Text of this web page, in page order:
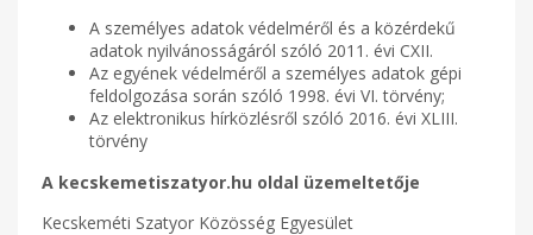
A személyes adatok védelméről és a közérdekű
adatok nyilvánosságáról szóló 2011. évi CXII.
Az egyének védelméről a személyes adatok gépi
feldolgozása során szóló 1998. évi VI. törvény;
Az elektronikus hírközlésről szóló 2016. évi XLIII.
törvény
A kecskemetiszatyor.hu oldal üzemeltetője
Kecskeméti Szatyor Közösség Egyesület